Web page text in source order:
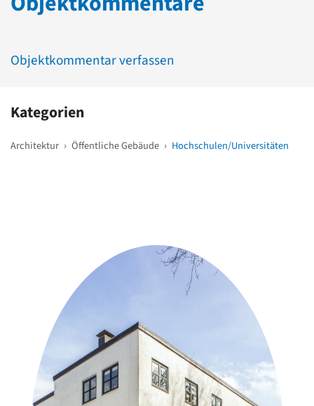
Objektkommentar verfassen
Kategorien
Architektur › Öffentliche Gebäude › Hochschulen/Universitäten